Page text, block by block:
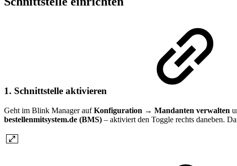
1. Schnittstelle aktivieren
Geht im Blink Manager aufKonfiguration → Mandanten verwalten
bestellenmitsystem.de (BMS) – aktiviert den Toggle rechts daneben.